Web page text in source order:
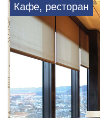
Кафе, ресторан